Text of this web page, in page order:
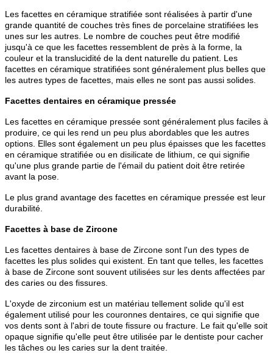
Les facettes en céramique stratifiée sont réalisées à partir d'une
grande quantité de couches très fines de porcelaine stratifiées les
unes sur les autres. Le nombre de couches peut être modifié
jusqu'à ce que les facettes ressemblent de près à la forme, la
couleur et la translucidité de la dent naturelle du patient. Les
facettes en céramique stratifiées sont généralement plus belles que
les autres types de facettes, mais elles ne sont pas aussi solides.
Facettes dentaires en céramique pressée
Les facettes en céramique pressée sont généralement plus faciles à
produire, ce qui les rend un peu plus abordables que les autres
options. Elles sont également un peu plus épaisses que les facettes
en céramique stratifiée ou en disilicate de lithium, ce qui signifie
qu'une plus grande partie de l'émail du patient doit être retirée
avant la pose.
Le plus grand avantage des facettes en céramique pressée est leur
durabilité.
Facettes à base de Zircone
Les facettes dentaires à base de Zircone sont l'un des types de
facettes les plus solides qui existent. En tant que telles, les facettes
à base de Zircone sont souvent utilisées sur les dents affectées par
des caries ou des fissures.
L'oxyde de zirconium est un matériau tellement solide qu'il est
également utilisé pour les couronnes dentaires, ce qui signifie que
vos dents sont à l'abri de toute fissure ou fracture. Le fait qu'elle soit
opaque signifie qu'elle peut être utilisée par le dentiste pour cacher
les tâches ou les caries sur la dent traitée.